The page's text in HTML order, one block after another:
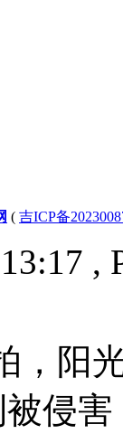
( 吉ICP备
,
，阳
侵